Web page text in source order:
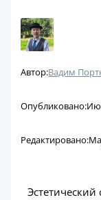
Автор:Вадим
Опубликовано:
Редактировано: